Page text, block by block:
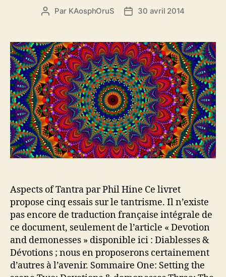
s
A
e
u
r
d
e
l
’
a
r
t
i
e
Par KAosphOruS
D
e
d
e
l
’
a
r
t
i
c
l
30 avril 2014
Aspects of Tantra par Phil Hine Ce livret
propose cinq essais sur le tantrisme. Il n’existe
pas encore de traduction française intégrale de
ce document, seulement de l’article « Devotion
and demonesses » disponible ici : Diablesses &
Dévotions ; nous en proposerons certainement
d’autres à l’avenir. Sommaire One: Setting the